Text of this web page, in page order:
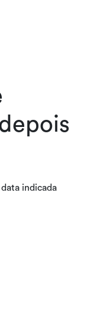
indicada